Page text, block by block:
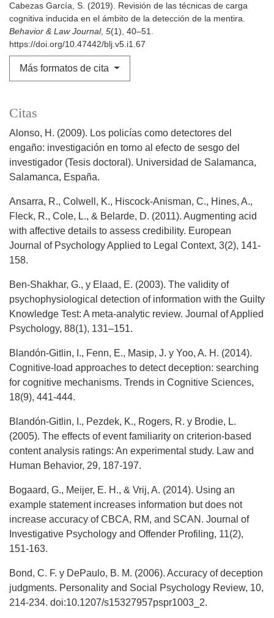
Cabezas García, S. (2019). Revisión de las técnicas de carga
cognitiva inducida en el ámbito de la detección de la mentira.
Behavior & Law Journal, 5(1), 40–51.
https://doi.org/10.47442/blj.v5.i1.67
Más formatos de cita
Citas
Alonso, H. (2009). Los policías como detectores del
engaño: investigación en torno al efecto de sesgo del
investigador (Tesis doctoral). Universidad de Salamanca,
Salamanca, España.
Ansarra, R., Colwell, K., Hiscock-Anisman, C., Hines, A.,
Fleck, R., Cole, L., & Belarde, D. (2011). Augmenting acid
with affective details to assess credibility. European
Journal of Psychology Applied to Legal Context, 3(2), 141-
158.
Ben-Shakhar, G., y Elaad, E. (2003). The validity of
psychophysiological detection of information with the Guilty
Knowledge Test: A meta-analytic review. Journal of Applied
Psychology, 88(1), 131–151.
Blandón-Gitlin, I., Fenn, E., Masip, J. y Yoo, A. H. (2014).
Cognitive-load approaches to detect deception: searching
for cognitive mechanisms. Trends in Cognitive Sciences,
18(9), 441-444.
Blandón-Gitlin, I., Pezdek, K., Rogers, R. y Brodie, L.
(2005). The effects of event familiarity on criterion-based
content analysis ratings: An experimental study. Law and
Human Behavior, 29, 187-197.
Bogaard, G., Meijer, E. H., & Vrij, A. (2014). Using an
example statement increases information but does not
increase accuracy of CBCA, RM, and SCAN. Journal of
Investigative Psychology and Offender Profiling, 11(2),
151-163.
Bond, C. F. y DePaulo, B. M. (2006). Accuracy of deception
judgments. Personality and Social Psychology Review, 10,
214-234. doi:10.1207/s15327957pspr1003_2.